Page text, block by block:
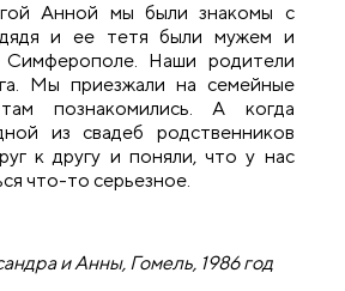
Анной мы были знакомы с
и ее тетя были мужем и
Наши родители
Мы приезжали на семейные
познакомились. А когда
из свадеб родственников
к другу и поняли, что у нас
что-то серьезное.
и Анны, Гомель, 1986 год